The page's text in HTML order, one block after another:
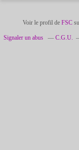
Voir le profil de FSC
Signaler un abus C.G.U.